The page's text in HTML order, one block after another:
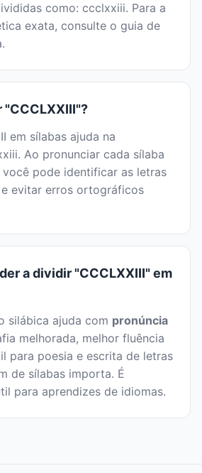
como: ccclxxiii. Para a
exata, consulte o guia de
em sílabas ajuda na
Ao pronunciar cada sílaba
você pode identificar as letras
evitar erros ortográficos
a dividir "CCCLXXIII" em
silábica ajuda com pronúncia
melhorada, melhor fluência
para poesia e escrita de letras
de sílabas importa. É
para aprendizes de idiomas.